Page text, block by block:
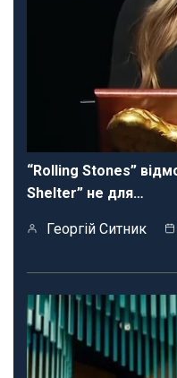
“Rolling Stones”
Shelter” не для…
Георгій Ситник